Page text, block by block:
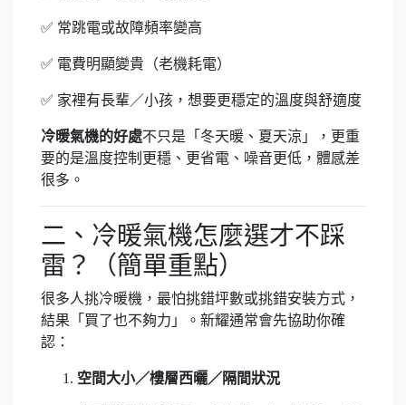
✅ 常跳電或故障頻率變高
✅ 電費明顯變貴（老機耗電）
✅ 家裡有長輩／小孩，想要更穩定的溫度與舒適度
冷暖氣機的好處不只是「冬天暖、夏天涼」，更重
要的是溫度控制更穩、更省電、噪音更低，體感差
很多。
二、冷暖氣機怎麼選才不踩
雷？（簡單重點）
很多人挑冷暖機，最怕挑錯坪數或挑錯安裝方式，
結果「買了也不夠力」。新耀通常會先協助你確
認：
空間大小／樓層西曬／隔間狀況